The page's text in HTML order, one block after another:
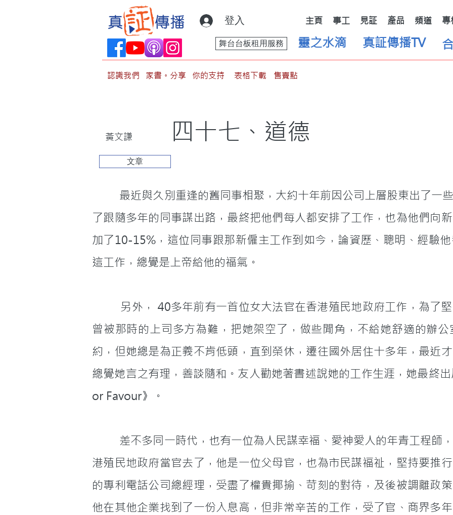
登入 主頁 事工 見証 產品 頻道 專
靈之水滴
舞台台板租用服務 真証傳播TV
認識我們 家書。分享 你的支持 表格下載 售賣點
黃文謙 四十七、道德
文章
了跟隨多年的同事謀出路，最終把他們每人都安排了工作，也為他們向
加了10-15%，這位同事跟那新僱主工作到如今，論資歷、聰明、經驗
這工作，總覺是上帝給他的福氣。
曾被那時的上司多方為難，把她架空了，做些閒角，不給她舒適的辦
約，但她總是為正義不肯低頭，直到榮休，遷往國外居住十多年，最近
總覺她言之有理，善談隨和。友人勸她著書述說她的工作生涯，她最終
or Favour》。
港殖民地政府當官去了，他是一位父母官，也為市民謀福祉，堅持要推
的專利電話公司總經理，受盡了權貴揶揄、苛刻的對待，及後被調離政
他在其他企業找到了一份入息高，但非常辛苦的工作，受了官、商界多